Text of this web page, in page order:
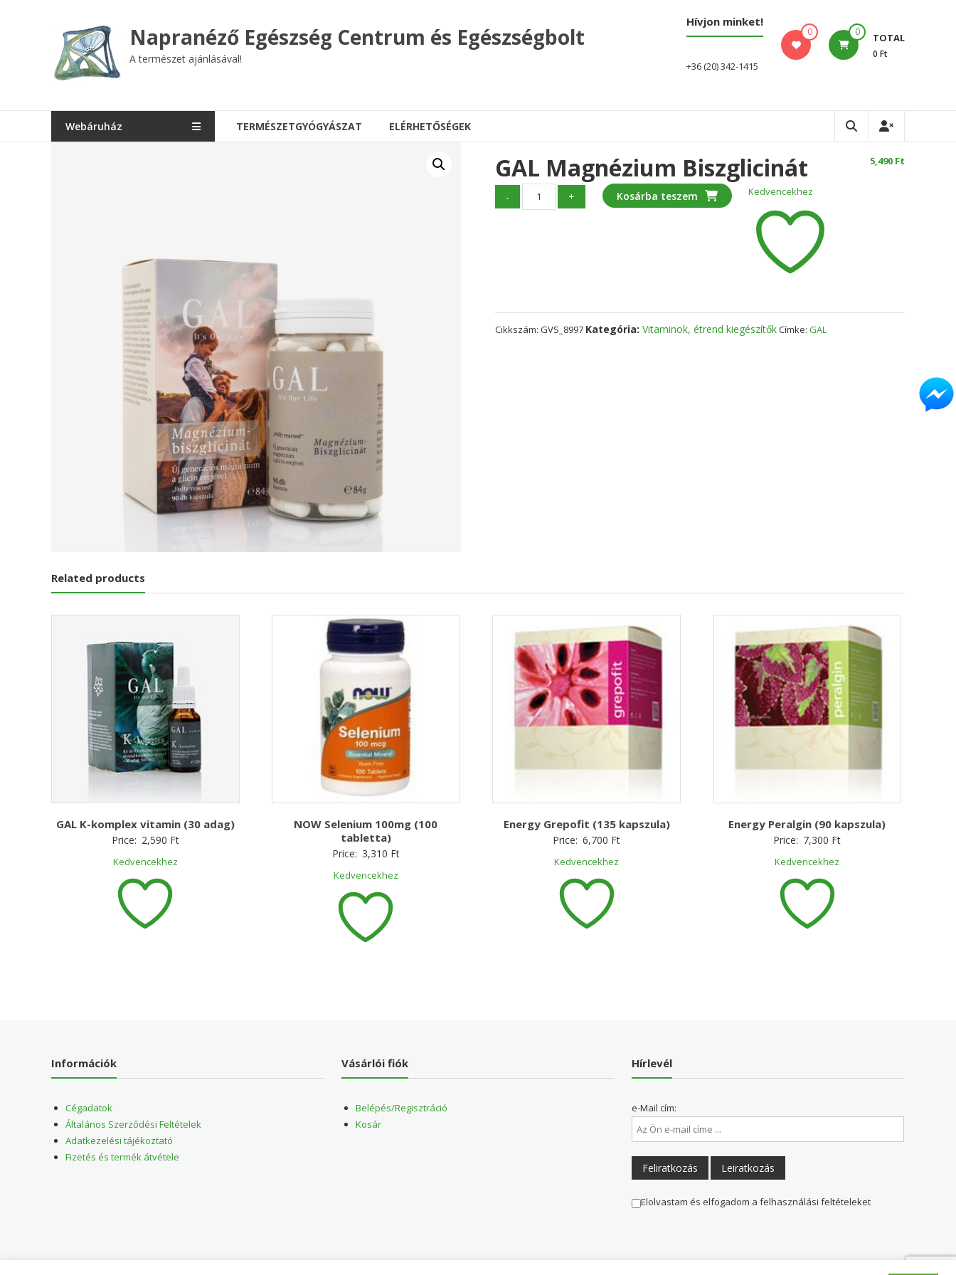
Napranéző Egészség Centrum és Egészségbolt
A természet ajánlásával!
0 0 TOTAL
0 Ft
Hívjon minket!
+36 (20) 342-1415
Webáruház TERMÉSZETGYÓGYÁSZAT ELÉRHETŐSÉGEK
GAL Magnézium Biszglicinát 5,490 Ft
-
Magnézium
+ Kosárba teszem Kedvencekhez
Cikkszám: GVS_8997 Kategória: Vitaminok, étrend kiegészítőkCímke: GAL
Related products
GAL K-komplex vitamin (30 adag)
Price: 2,590 Ft
Kedvencekhez
NOW Selenium 100mg (100
tabletta)
Price: 3,310 Ft
Kedvencekhez
Energy Grepofit (135 kapszula)
Price: 6,700 Ft
Kedvencekhez
Energy Peralgin (90 kapszula)
Price: 7,300 Ft
Kedvencekhez
Információk
Cégadatok
Általános Szerződési Feltételek
Adatkezelési tájékoztató
Fizetés és termék átvétele
Vásárlói fiók
Belépés/Regisztráció
Kosár
Hírlevél
e-Mail cím:
Elolvastam és elfogadom a felhasználási feltételeket